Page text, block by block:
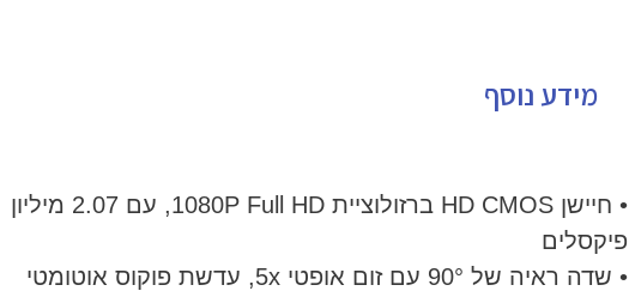
מידע נוסף
• חיישן HD CMOS ברזולוציית 1080P Full HD, עם 2.07 מיליון
פיקסלים
• שדה ראיה של 90° עם זום אופטי 5x, עדשת פוקוס אוטומטי